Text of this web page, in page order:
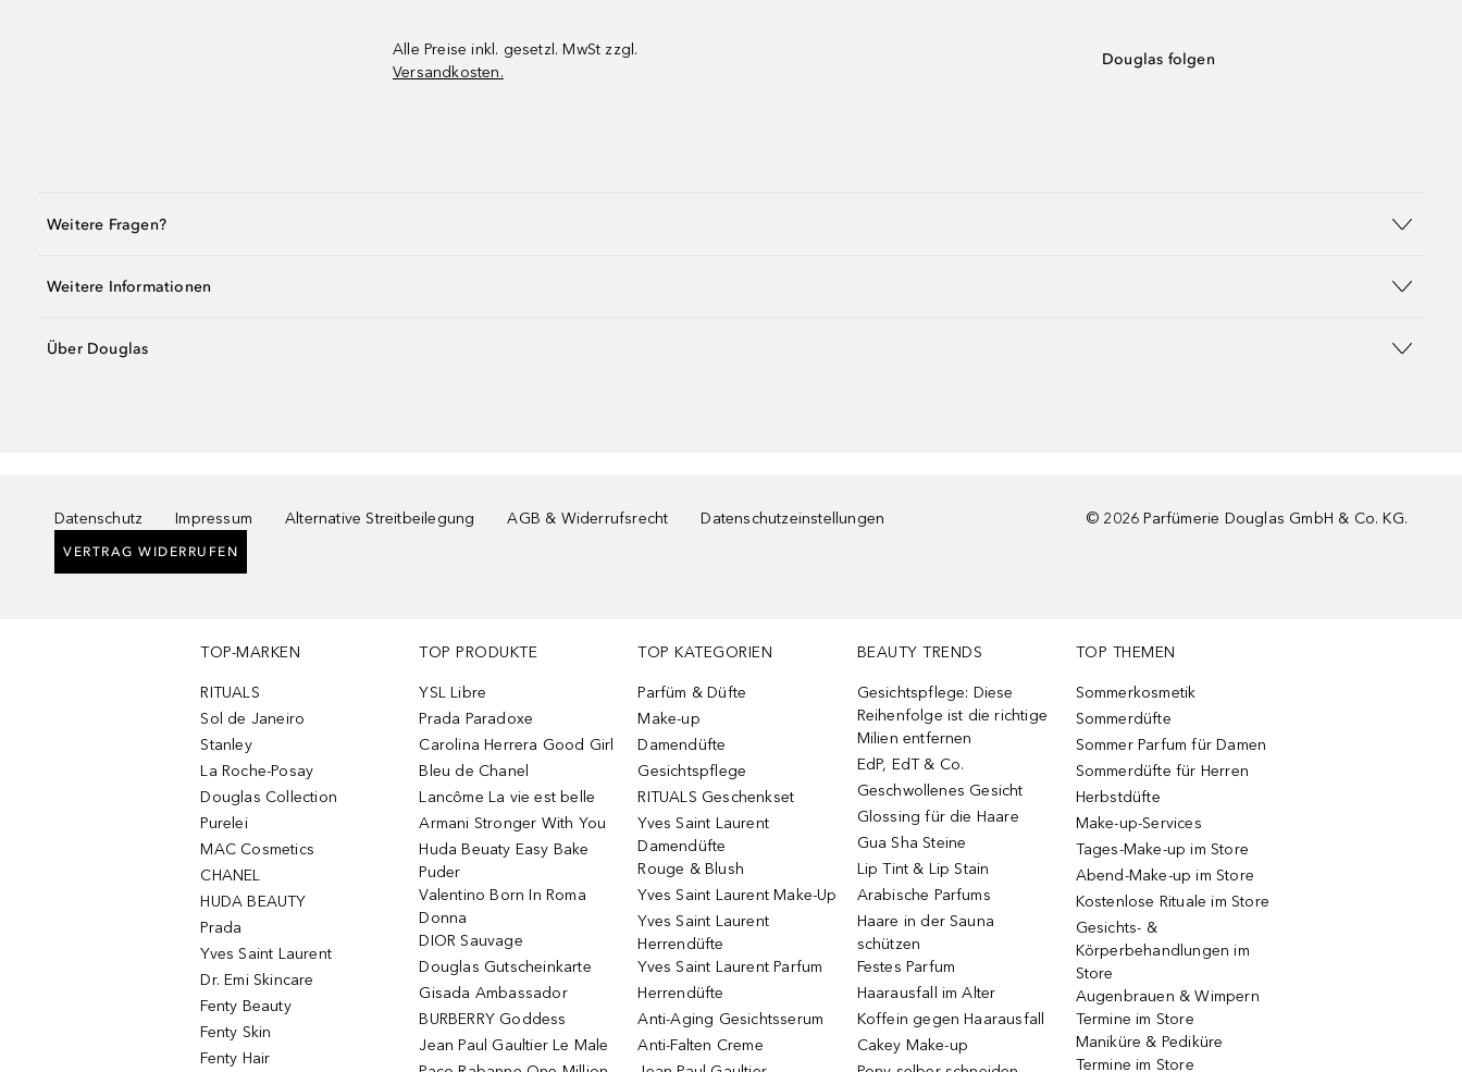
Alle Preise inkl. gesetzl. MwSt zzgl.
Versandkosten.
Douglas folgen
Weitere Fragen?
Weitere Informationen
Über Douglas
Datenschutz Impressum Alternative Streitbeilegung AGB & Widerrufsrecht Datenschutzeinstellungen
VERTRAG WIDERRUFEN
© 2026 Parfümerie Douglas GmbH & Co. KG.
TOP-MARKEN
RITUALS
Sol de Janeiro
Stanley
La Roche-Posay
Douglas Collection
Purelei
MAC Cosmetics
CHANEL
HUDA BEAUTY
Prada
Yves Saint Laurent
Dr. Emi Skincare
Fenty Beauty
Fenty Skin
Fenty Hair
TOP PRODUKTE
YSL Libre
Prada Paradoxe
Carolina Herrera Good Girl
Bleu de Chanel
Lancôme La vie est belle
Armani Stronger With You
Huda Beuaty Easy Bake
Puder
Valentino Born In Roma
Donna
DIOR Sauvage
Douglas Gutscheinkarte
Gisada Ambassador
BURBERRY Goddess
Jean Paul Gaultier Le Male
TOP KATEGORIEN
Parfüm & Düfte
Make-up
Damendüfte
Gesichtspflege
RITUALS Geschenkset
Yves Saint Laurent
Damendüfte
Rouge & Blush
Yves Saint Laurent Make-Up
Yves Saint Laurent
Herrendüfte
Yves Saint Laurent Parfum
Herrendüfte
Anti-Aging Gesichtsserum
Anti-Falten Creme
BEAUTY TRENDS
Gesichtspflege: Diese
Reihenfolge ist die richtige
Milien entfernen
EdP, EdT & Co.
Geschwollenes Gesicht
Glossing für die Haare
Gua Sha Steine
Lip Tint & Lip Stain
Arabische Parfums
Haare in der Sauna
schützen
Festes Parfum
Haarausfall im Alter
Koffein gegen Haarausfall
Cakey Make-up
TOP THEMEN
Sommerkosmetik
Sommerdüfte
Sommer Parfum für Damen
Sommerdüfte für Herren
Herbstdüfte
Make-up-Services
Tages-Make-up im Store
Abend-Make-up im Store
Kostenlose Rituale im Store
Gesichts- &
Körperbehandlungen im
Store
Augenbrauen & Wimpern
Termine im Store
Maniküre & Pediküre
Termine im Store